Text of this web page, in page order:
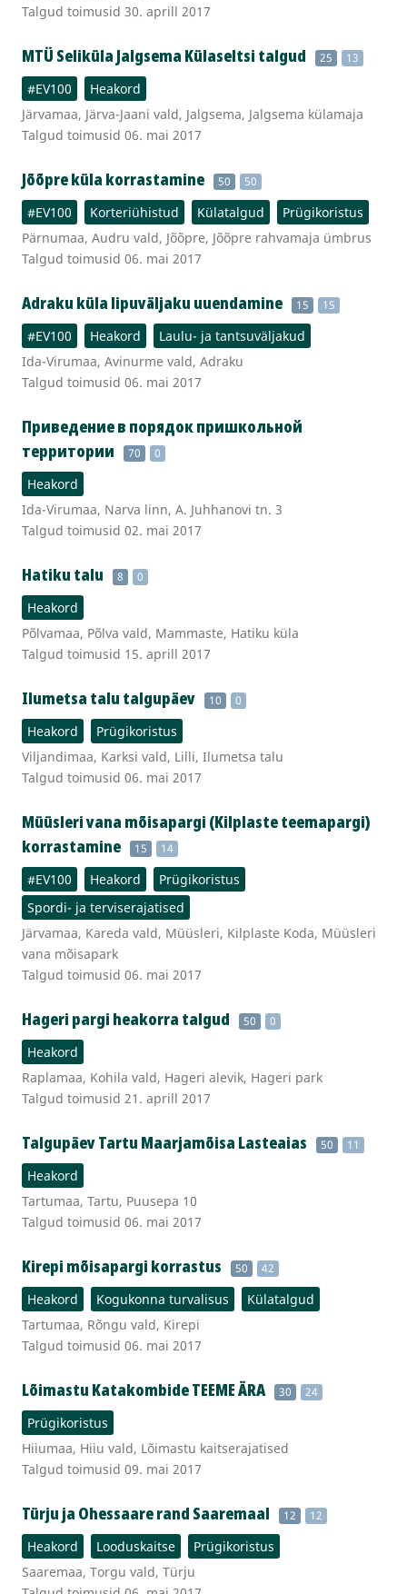
Talgud toimusid 30. aprill 2017
MTÜ Seliküla Jalgsema Külaseltsi talgud 25 13
#EV100
Heakord
Järvamaa, Järva-Jaani vald, Jalgsema, Jalgsema külamaja
Talgud toimusid 06. mai 2017
Jõõpre küla korrastamine 50 50
#EV100 Korteriühistud Külatalgud
Prügikoristus
Pärnumaa, Audru vald, Jõõpre, Jõõpre rahvamaja ümbrus
Talgud toimusid 06. mai 2017
Adraku küla lipuväljaku uuendamine 15 15
#EV100 Heakord
Laulu- ja tantsuväljakud
Ida-Virumaa, Avinurme vald, Adraku
Talgud toimusid 06. mai 2017
Приведение в порядок пришкольной
территории
70 0
Heakord
Ida-Virumaa, Narva linn, A. Juhhanovi tn. 3
Talgud toimusid 02. mai 2017
Hatiku talu 8 0
Heakord
Põlvamaa, Põlva vald, Mammaste, Hatiku küla
Talgud toimusid 15. aprill 2017
Ilumetsa talu talgupäev 10 0
Heakord
Prügikoristus
Viljandimaa, Karksi vald, Lilli, Ilumetsa talu
Talgud toimusid 06. mai 2017
Müüsleri vana mõisapargi (Kilplaste teemapargi)
korrastamine
15 14
#EV100 Heakord
Prügikoristus
Spordi- ja terviserajatised
Järvamaa, Kareda vald, Müüsleri, Kilplaste Koda, Müüsleri
vana mõisapark
Talgud toimusid 06. mai 2017
Hageri pargi heakorra talgud 50 0
Heakord
Raplamaa, Kohila vald, Hageri alevik, Hageri park
Talgud toimusid 21. aprill 2017
Talgupäev Tartu Maarjamõisa Lasteaias 50 11
Heakord
Tartumaa, Tartu, Puusepa 10
Talgud toimusid 06. mai 2017
Kirepi mõisapargi korrastus 50 42
Heakord Kogukonna turvalisus
Külatalgud
Tartumaa, Rõngu vald, Kirepi
Talgud toimusid 06. mai 2017
Lõimastu Katakombide TEEME ÄRA 30 24
Prügikoristus
Hiiumaa, Hiiu vald, Lõimastu kaitserajatised
Talgud toimusid 09. mai 2017
Türju ja Ohessaare rand Saaremaal 12 12
Heakord Looduskaitse
Prügikoristus
Saaremaa, Torgu vald, Türju